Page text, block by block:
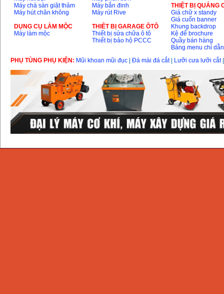
Máy chà sàn giặt thảm
Máy hút chân không
DỤNG CỤ LÀM MỘC
Máy làm mộc
Máy bắn đinh
Máy rút Rive
THIÊT BỊ GARAGE ÔTÔ
Thiết bị sửa chữa ô tô
Thiết bị bảo hộ PCCC
THIỆT BỊ QUẢNG
Giá chữ x standy
Giá cuốn banner
Khung backdrop
Kệ để brochure
Quầy bán hàng
Bảng menu chỉ dẫn
PHỤ TÙNG PHỤ KIỆN: Mũi khoan mũi đục Đá mài đá cắt| Lưỡi cưa lưỡi cắt